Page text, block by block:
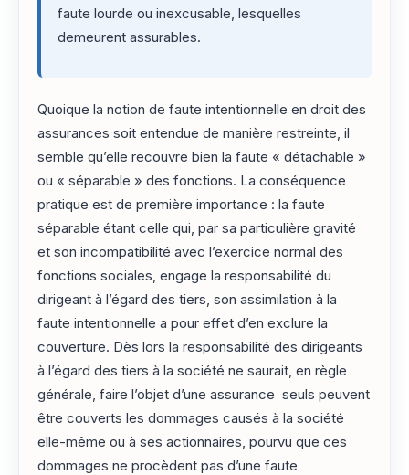
faute lourde ou inexcusable, lesquelles
demeurent assurables.
Quoique la notion de faute intentionnelle en droit des
assurances soit entendue de manière restreinte, il
semble qu’elle recouvre bien la faute « détachable »
ou « séparable » des fonctions. La conséquence
pratique est de première importance : la faute
séparable étant celle qui, par sa particulière gravité
et son incompatibilité avec l’exercice normal des
fonctions sociales, engage la responsabilité du
dirigeant à l’égard des tiers, son assimilation à la
faute intentionnelle a pour effet d’en exclure la
couverture. Dès lors la responsabilité des dirigeants
à l’égard des tiers à la société ne saurait, en règle
générale, faire l’objet d’une assurance seuls peuvent
être couverts les dommages causés à la société
elle-même ou à ses actionnaires, pourvu que ces
dommages ne procèdent pas d’une faute